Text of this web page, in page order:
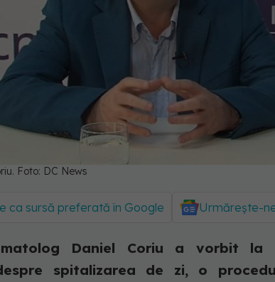
Foto: DC News
ca sursă preferată în Google Urmărește-
Daniel Coriu a vorbit la
spitalizarea de zi, o